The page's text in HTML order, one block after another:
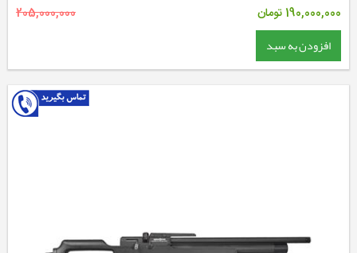
190,000,000 تومان 205,000,000
افزودن به سبد